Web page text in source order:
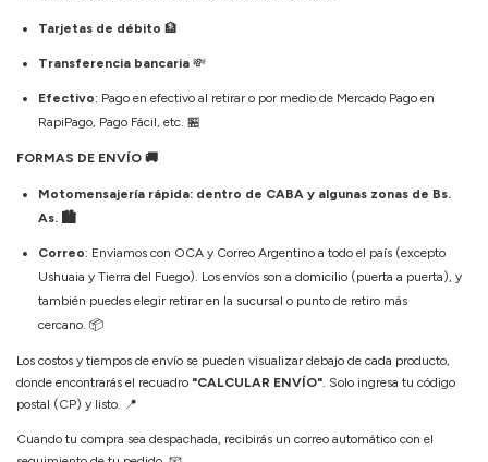
Tarjetas de débito 🏦
Transferencia bancaria 💸
Efectivo: Pago en efectivo al retirar o por medio de Mercado Pago en
RapiPago, Pago Fácil, etc. 🏪
FORMAS DE ENVÍO 🚚
Motomensajería rápida: dentro de CABA y algunas zonas de Bs.
As. 🏙️
Correo: Enviamos con OCA y Correo Argentino a todo el país (excepto
Ushuaia y Tierra del Fuego). Los envíos son a domicilio (puerta a puerta), y
también puedes elegir retirar en la sucursal o punto de retiro más
cercano. 📦
Los costos y tiempos de envío se pueden visualizar debajo de cada producto,
donde encontrarás el recuadro "CALCULAR ENVÍO" . Solo ingresa tu código
postal (CP) y listo.
📍
Cuando tu compra sea despachada, recibirás un correo automático con el